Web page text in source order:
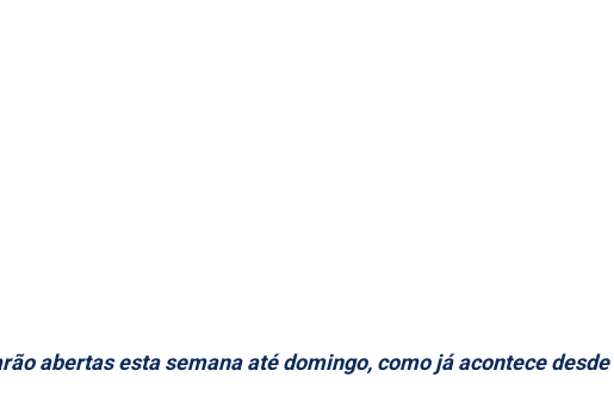
abertas esta semana até domingo, como já acontece desde